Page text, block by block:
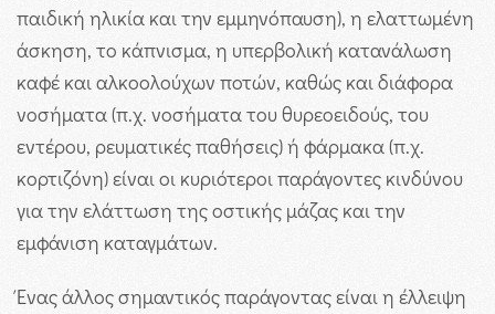
παιδική ηλικία και την εμμηνόπαυση), η ελαττωμένη
άσκηση, το κάπνισμα, η υπερβολική κατανάλωση
καφέ και αλκοολούχων ποτών, καθώς και διάφορα
νοσήματα (π.χ. νοσήματα του θυρεοειδούς, του
εντέρου, ρευματικές παθήσεις) ή φάρμακα (π.χ.
κορτιζόνη) είναι οι κυριότεροι παράγοντες κινδύνου
για την ελάττωση της οστικής μάζας και την
εμφάνιση καταγμάτων.
Ένας άλλος σημαντικός παράγοντας είναι η έλλειψη